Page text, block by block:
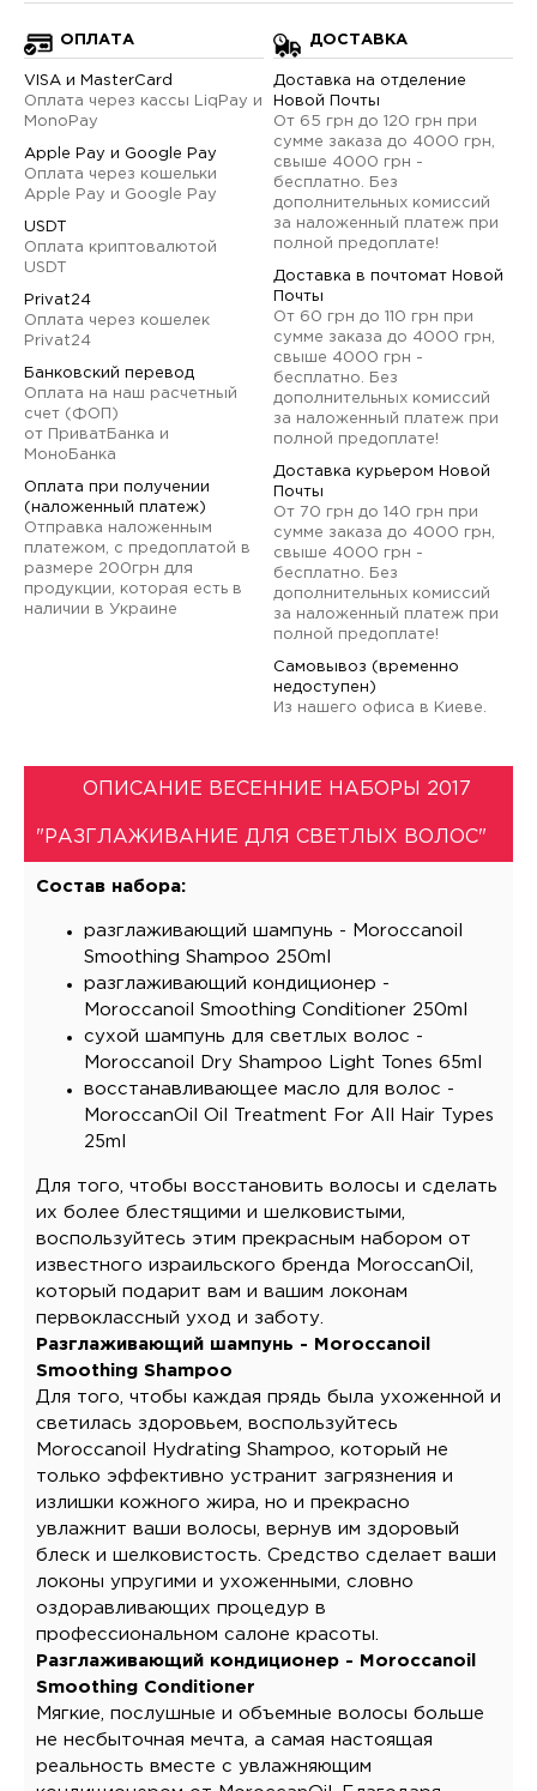
ОПЛАТА
VISA и MasterCard
Оплата через кассы LiqPay и
MonoPay
Apple Pay и Google Pay
Оплата через кошельки
Apple Pay и Google Pay
USDT
Оплата криптовалютой
USDT
Privat24
Оплата через кошелек
Privat24
Банковский перевод
Оплата на наш расчетный
счет (ФОП)
от ПриватБанка и
МоноБанка
Оплата при получении
(наложенный платеж)
Отправка наложенным
платежом, с предоплатой в
размере 200грн для
продукции, которая есть в
наличии в Украине
ДОСТАВКА
Доставка на отделение
Новой Почты
От 65 грн до 120 грн при
сумме заказа до 4000 грн,
свыше 4000 грн -
бесплатно. Без
дополнительных комиссий
за наложенный платеж при
полной предоплате!
Доставка в почтомат Новой
Почты
От 60 грн до 110 грн при
сумме заказа до 4000 грн,
свыше 4000 грн -
бесплатно. Без
дополнительных комиссий
за наложенный платеж при
полной предоплате!
Доставка курьером Новой
Почты
От 70 грн до 140 грн при
сумме заказа до 4000 грн,
свыше 4000 грн -
бесплатно. Без
дополнительных комиссий
за наложенный платеж при
полной предоплате!
Самовывоз (временно
недоступен)
Из нашего офиса в Киеве.
ОПИСАНИЕ ВЕСЕННИЕ НАБОРЫ 2017
"РАЗГЛАЖИВАНИЕ ДЛЯ СВЕТЛЫХ ВОЛОС"
Состав набора:
разглаживающий шампунь - Moroccanoil
Smoothing Shampoo 250ml
разглаживающий кондиционер -
Moroccanoil Smoothing Conditioner 250ml
сухой шампунь для светлых волос -
Moroccanoil Dry Shampoo Light Tones 65ml
восстанавливающее масло для волос -
MoroccanOil Oil Treatment For All Hair Types
25ml
Для того, чтобы восстановить волосы и сделать
их более блестящими и шелковистыми,
воспользуйтесь этим прекрасным набором от
известного израильского бренда MoroccanOil,
который подарит вам и вашим локонам
первоклассный уход и заботу.
Разглаживающий шампунь - Moroccanoil
Smoothing Shampoo
Для того, чтобы каждая прядь была ухоженной и
светилась здоровьем, воспользуйтесь
Moroccanoil Hydrating Shampoo, который не
только эффективно устранит загрязнения и
излишки кожного жира, но и прекрасно
увлажнит ваши волосы, вернув им здоровый
блеск и шелковистость. Средство сделает ваши
локоны упругими и ухоженными, словно
оздоравливающих процедур в
профессиональном салоне красоты.
Разглаживающий кондиционер - Moroccanoil
Smoothing Conditioner
Мягкие, послушные и объемные волосы больше
не несбыточная мечта, а самая настоящая
реальность вместе с увлажняющим